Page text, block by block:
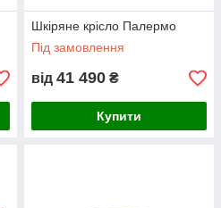
Шкіряне крісло Палермо
Під замовлення
від 41 490 ₴
Купити